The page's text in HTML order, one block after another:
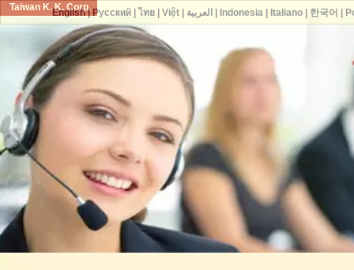
Taiwan K. K. Corp.
English| Русский| ไทย| Việt| العربية Indonesia| Italiano| 한국어